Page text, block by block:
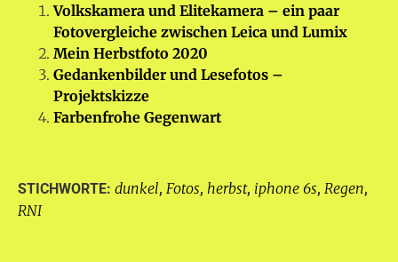
Volkskamera und Elitekamera – ein paar
Fotovergleiche zwischen Leica und Lumix
Mein Herbstfoto 2020
Gedankenbilder und Lesefotos –
Projektskizze
Farbenfrohe Gegenwart
STICHWORTE: dunkel, Fotos, herbst, iphone 6s, Regen,
RNI